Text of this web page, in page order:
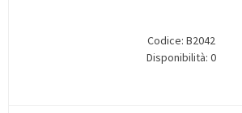
Codice: B2042
Disponibilità: 0